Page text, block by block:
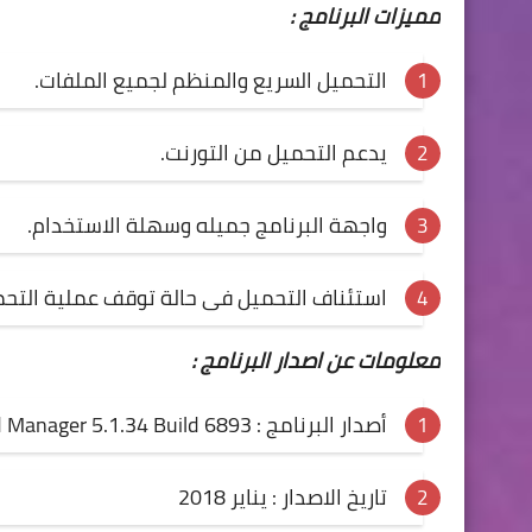
مميزات البرنامج :
التحميل السريع والمنظم لجميع الملفات.
يدعم التحميل من التورنت.
واجهة البرنامج جميله وسهلة الاستخدام.
استئناف التحميل فى حالة توقف عملية
معلومات عن اصدار البرنامج :
أصدار البرنامج : Free Download Manager 5.1.34 Build 6893
تاريخ الاصدار : يناير 2018